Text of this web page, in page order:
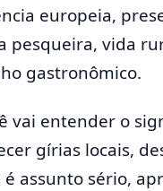
europeia,
pesqueira, vida
gastronômico.
vai entender o
gírias locais,
assunto sério,